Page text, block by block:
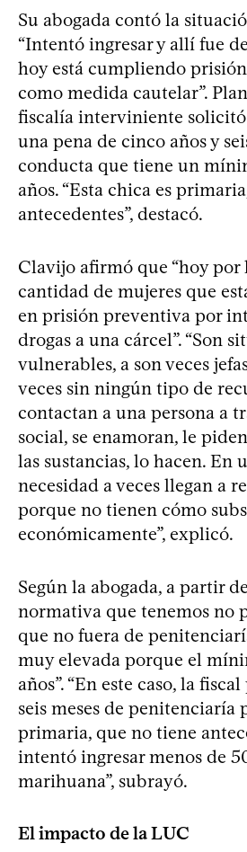
Su abogada contó la
“Intentó ingresar y allí fue
hoy está cumpliendo
como medida cautelar”.
fiscalía interviniente solicitó
una pena de cinco años y
conducta que tiene un
años. “Esta chica es
antecedentes”, destacó.
Clavijo afirmó que “hoy por
cantidad de mujeres que
en prisión preventiva por
drogas a una cárcel”. “Son
vulnerables, a son veces
veces sin ningún tipo de
contactan a una persona a
social, se enamoran, le
las sustancias, lo hacen. En
necesidad a veces llegan a
porque no tienen cómo
económicamente”, explicó.
Según la abogada, a partir
normativa que tenemos no
que no fuera de
muy elevada porque el
años”. “En este caso, la
seis meses de penitenciaría
primaria, que no tiene
intentó ingresar menos de
marihuana”, subrayó.
El impacto de la LUC